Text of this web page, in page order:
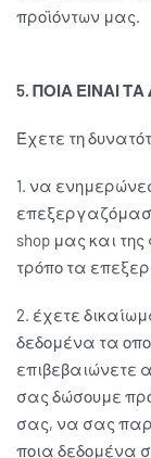
προϊόντων μας.
5. ΠΟΙΑ ΕΙΝΑΙ
Έχετε τη
1. να
shop μας και
τρόπο τα
2. έχετε
δεδομένα τα
επιβεβαιώνετε
σας δώσουμε
σας, να σας
ποια δεδομένα